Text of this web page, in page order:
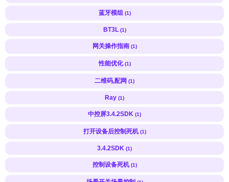
蓝牙模组 (1)
BT3L (1)
网关操作指南 (1)
性能优化 (1)
二维码,配网 (1)
Ray (1)
中控屏3.4.2SDK (1)
打开设备后控制死机 (1)
3.4.2SDK (1)
控制设备死机 (1)